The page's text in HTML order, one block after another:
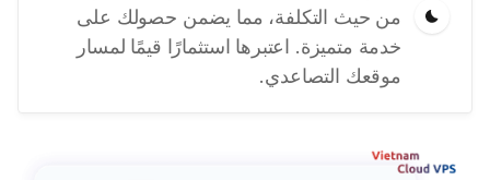
من حيث التكلفة، مما يضمن حصولك على
خدمة متميزة. اعتبرها استثمارًا قيمًا لمسار
موقعك التصاعدي.